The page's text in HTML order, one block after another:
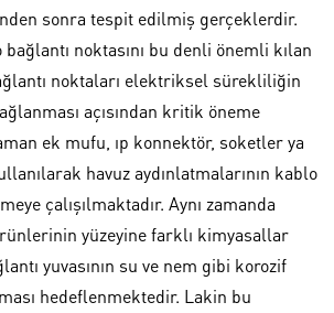
sonra tespit edilmiş gerçeklerdir.
noktasını bu denli önemli kılan
noktaları elektriksel sürekliliğin
açısından kritik öneme
ek mufu, ıp konnektör, soketler ya
havuz aydınlatmalarının kablo
çalışılmaktadır. Aynı zamanda
yüzeyine farklı kimyasallar
yuvasının su ve nem gibi korozif
hedeflenmektedir. Lakin bu